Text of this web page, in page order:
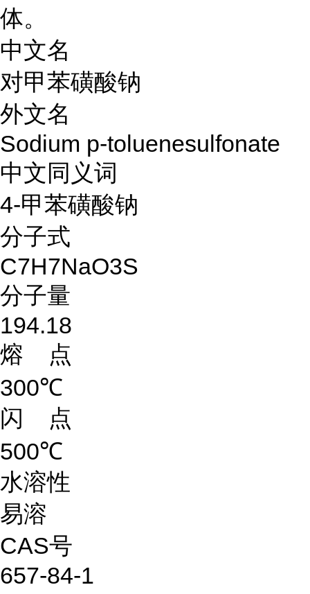
体。
中文名
对甲苯磺酸钠
外文名
Sodium p-toluenesulfonate
中文同义词
4-甲苯磺酸钠
分子式
C7H7NaO3S
分子量
194.18
熔 点
300℃
闪 点
500℃
水溶性
易溶
CAS号
657-84-1